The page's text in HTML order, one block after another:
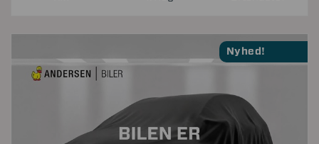
Nyhed!